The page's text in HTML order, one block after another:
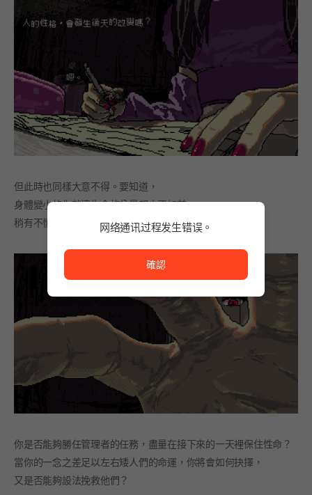
但此時也同樣大意不得。要知道，
身體變小的你就連生命的分量都大不如前。
稍有不慎，你的回答就會招致最糟糕的結果。
你是否能夠勝任管理者的任務，盡量在接下來的一天裡保住性命？
當你的一念之差足以左右矮人們的命運，你將會如何抉擇，
又是否能夠設法挽救他們？
网络通讯过程发生错误。
確認